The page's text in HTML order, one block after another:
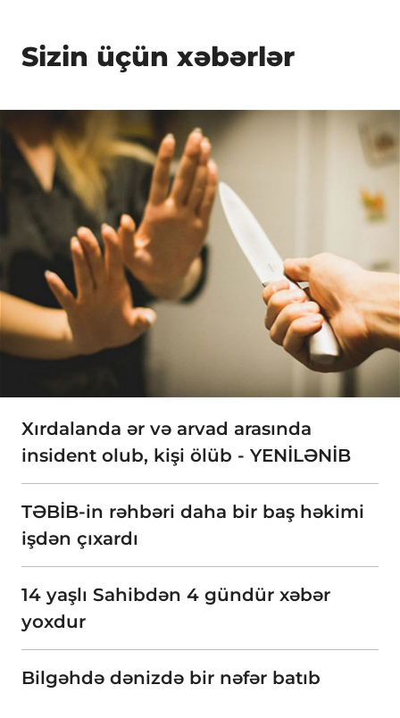
Sizin üçün xəbərlər
Xırdalanda ər və arvad arasında
insident olub, kişi ölüb - YENİLƏNİB
TƏBİB-in rəhbəri daha bir baş həkimi
işdən çıxardı
14 yaşlı Sahibdən 4 gündür xəbər
yoxdur
Bilgəhdə dənizdə bir nəfər batıb